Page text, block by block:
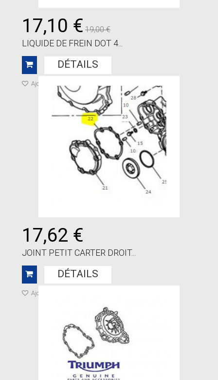
17,10 € 19,00 €
LIQUIDE DE FREIN DOT 4...
DÉTAILS
Ajouter à ma liste de cadeaux
17,62 €
JOINT PETIT CARTER DROIT...
DÉTAILS
Ajouter à ma liste de cadeaux